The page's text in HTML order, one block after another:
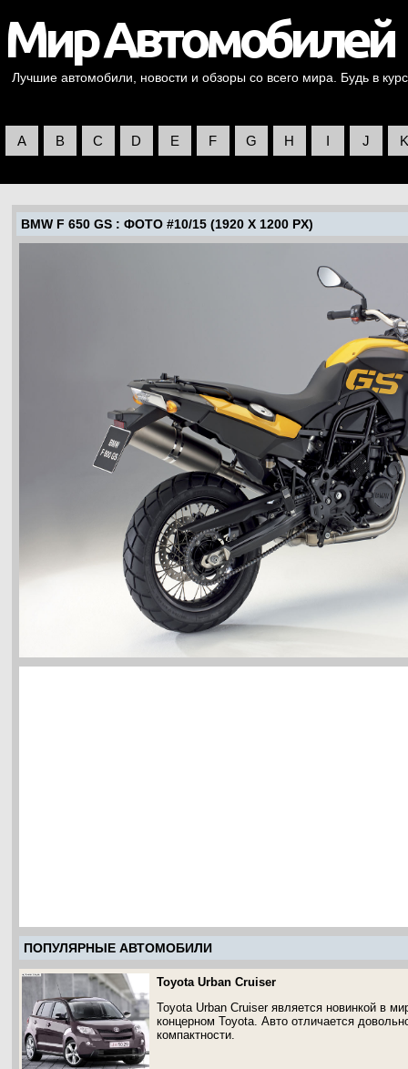
Лучшие автомобили, новости и обзоры со всего мира. Будь в
A B C D E F G H I J K
BMW F 650 GS : ФОТО #10/15 (1920 X 1200 PX)
ПОПУЛЯРНЫЕ АВТОМОБИЛИ
Toyota Urban Cruiser
Toyota Urban Cruiser является новинкой в
концерном Toyota. Авто отличается
компактности.